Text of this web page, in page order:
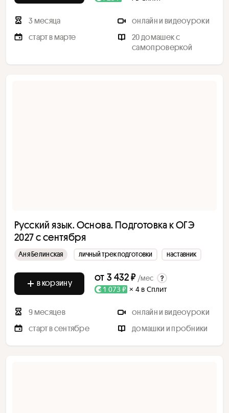
3 месяца
онлайн и видеоуроки
старт в марте
20 домашек с
самопроверкой
Русский язык. Основа. Подготовка к ОГЭ
2027 с сентября
Аня Белинская личный трек подготовки наставник
в корзину от 3 432 ₽ /мес
1 073 ₽ × 4 в Сплит
9 месяцев
онлайн и видеоуроки
старт в сентябре
домашки и пробники